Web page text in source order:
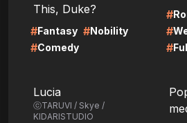
This, Duke?
#Fantasy #Nobility
#Comedy
#
#
#
Lucia
ⓒTARUVI / Skye /
KIDARISTUDIO